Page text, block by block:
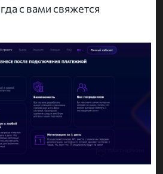
с вами свяжется